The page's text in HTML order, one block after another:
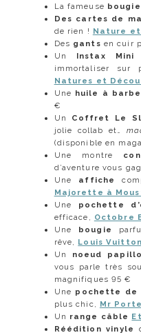
La fameuse bougie
Des cartes de
de rien ! Nature
Des gants en cuir
Un
Instax Mini
immortaliser sur
Natures et
Une huile à barbe
€
Un
Coffret Le
jolie collab et…
(disponible en
Une montre
d’aventure vous
Une affiche
Majorette à
Une p ochette
efficace, Octobre
Une bougie
rêve, Louis Vuitton
Un
noeud
vous parle très
magnifiques 95 €
Une pochette de
plus chic, Mr
Un range câble
Réédition vinyle